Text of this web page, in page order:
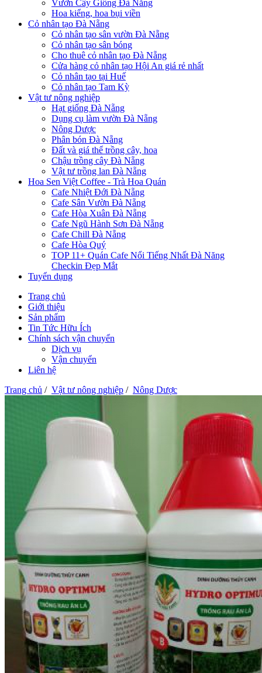
Vườn Cây Giống Đà Nẵng
Hoa kiểng, hoa bụi viền
Cỏ nhân tạo Đà Nẵng
Cỏ nhân tạo sân vườn Đà Nẵng
Cỏ nhân tạo sân bóng
Cho thuê cỏ nhân tạo Đà Nẵng
Cửa hàng cỏ nhân tạo Hội An giá rẻ nhất
Cỏ nhân tạo tại Huế
Cỏ nhân tạo Tam Kỳ
Vật tư nông nghiệp
Hạt giống Đà Nẵng
Dụng cụ làm vườn Đà Nẵng
Nông Dược
Phân bón Đà Nẵng
Đất và giá thể trồng cây, hoa
Chậu trồng cây Đà Nẵng
Vật tư trồng lan Đà Nẵng
Hoa Sen Việt Coffee - Trà Hoa Quán
Cafe Nhiệt Đới Đà Nẵng
Cafe Sân Vườn Đà Nẵng
Cafe Hòa Xuân Đà Nẵng
Cafe Ngũ Hành Sơn Đà Nẵng
Cafe Chill Đà Nẵng
Cafe Hòa Quý
TOP 11+ Quán Cafe Nổi Tiếng Nhất Đà Năng
Checkin Đẹp Mắt
Tuyển dụng
Trang chủ
Giới thiệu
Sản phẩm
Tin Tức Hữu Ích
Chính sách vận chuyển
Dịch vụ
Vận chuyển
Liên hệ
Trang chủ / Vật tư nông nghiệp / Nông Dược